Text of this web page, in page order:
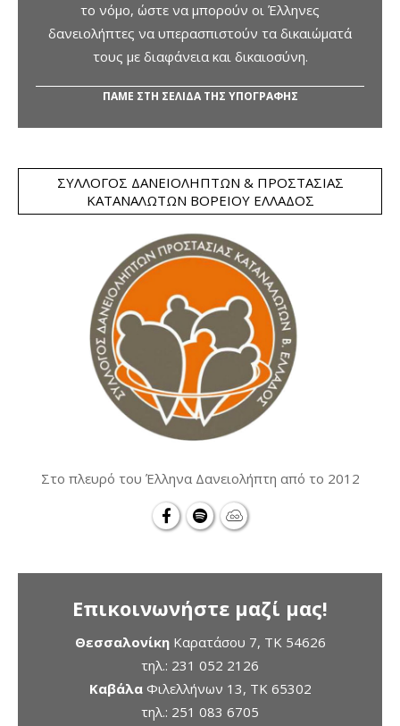
το νόμο, ώστε να μπορούν οι Έλληνες
δανειολήπτες να υπερασπιστούν τα δικαιώματά
τους με διαφάνεια και δικαιοσύνη.
ΠΑΜΕ ΣΤΗ ΣΕΛΙΔΑ ΤΗΣ ΥΠΟΓΡΑΦΗΣ
ΣΎΛΛΟΓΟΣ ΔΑΝΕΙΟΛΗΠΤΏΝ & ΠΡΟΣΤΑΣΊΑΣ
ΚΑΤΑΝΑΛΩΤΏΝ ΒΟΡΕΊΟΥ ΕΛΛΆΔΟΣ
Στο πλευρό του Έλληνα Δανειολήπτη από το 2012
Επικοινωνήστε μαζί μας!
ΘεσσαλονίκηΚαρατάσου 7, TK 54626
τηλ.: 231 052 2126
ΚαβάλαΦιλελλήνων 13, ΤΚ 65302
τηλ.: 251 083 6705